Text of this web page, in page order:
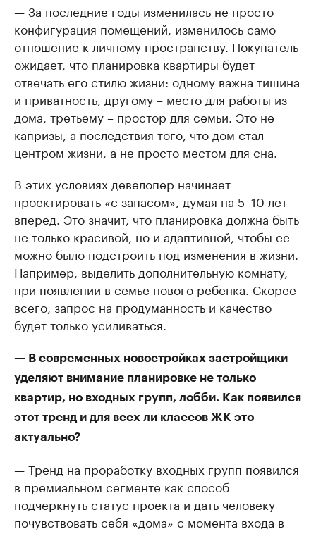
— За последние годы изменилась не просто
конфигурация помещений, изменилось само
отношение к личному пространству. Покупатель
ожидает, что планировка квартиры будет
отвечать его стилю жизни: одному важна тишина
и приватность, другому – место для работы из
дома, третьему – простор для семьи. Это не
капризы, а последствия того, что дом стал
центром жизни, а не просто местом для сна.
В этих условиях девелопер начинает
проектировать «с запасом», думая на 5–10 лет
вперед. Это значит, что планировка должна быть
не только красивой, но и адаптивной, чтобы ее
можно было подстроить под изменения в жизни.
Например, выделить дополнительную комнату,
при появлении в семье нового ребенка. Скорее
всего, запрос на продуманность и качество
будет только усиливаться.
— В современных новостройках застройщики
уделяют внимание планировке не только
квартир, но входных групп, лобби. Как появился
этот тренд и для всех ли классов ЖК это
актуально?
— Тренд на проработку входных групп появился
в премиальном сегменте как способ
подчеркнуть статус проекта и дать человеку
почувствовать себя «дома» с момента входа в